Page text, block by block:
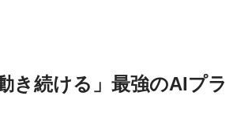
き続ける」最強のAIプラ